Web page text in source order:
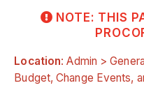
NOTE: THIS
Location: Admin >
Budget, Change Events,